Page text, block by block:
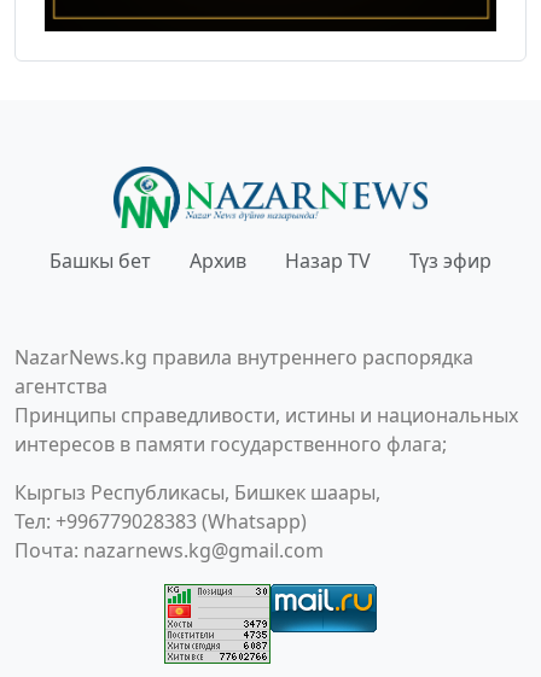
Башкы бет Архив Назар TV Түз эфир
NazarNews.kg правила внутреннего распорядка
агентства
Принципы справедливости, истины и национальных
интересов в памяти государственного флага;
Кыргыз Республикасы, Бишкек шаары,
Тел: +996779028383 (Whatsapp)
Почта: nazarnews.kg@gmail.com